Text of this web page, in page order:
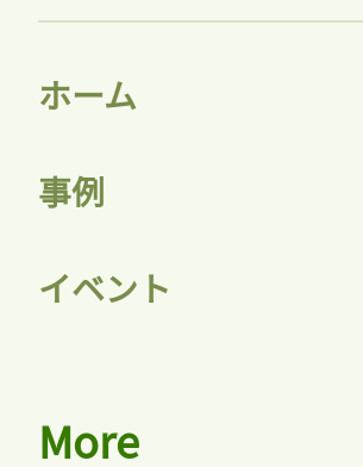
ホーム
事例
イベント
More